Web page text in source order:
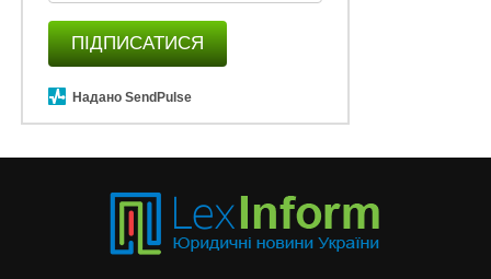
ПІДПИСАТИСЯ
Надано SendPulse